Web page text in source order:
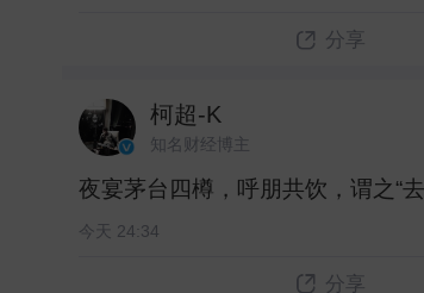
分享
柯超-K
知名财经博主
夜宴茅台四樽，呼朋共饮，谓之“
今天 24:34
分享